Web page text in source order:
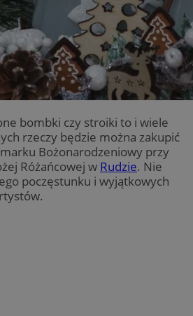
bombki czy stroiki to i wiele
rzeczy będzie można zakupić
Bożonarodzeniowy przy
Różańcowej w Rudzie. Nie
poczęstunku i wyjątkowych